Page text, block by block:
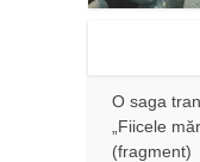
O saga
„Fiicele
(fragment)